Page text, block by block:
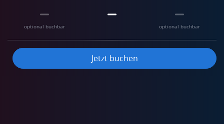
optional buchbar optional buchbar
Jetzt buchen